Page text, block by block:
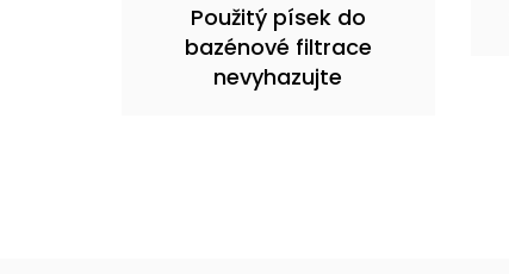
Použitý písek do
bazénové filtrace
nevyhazujte